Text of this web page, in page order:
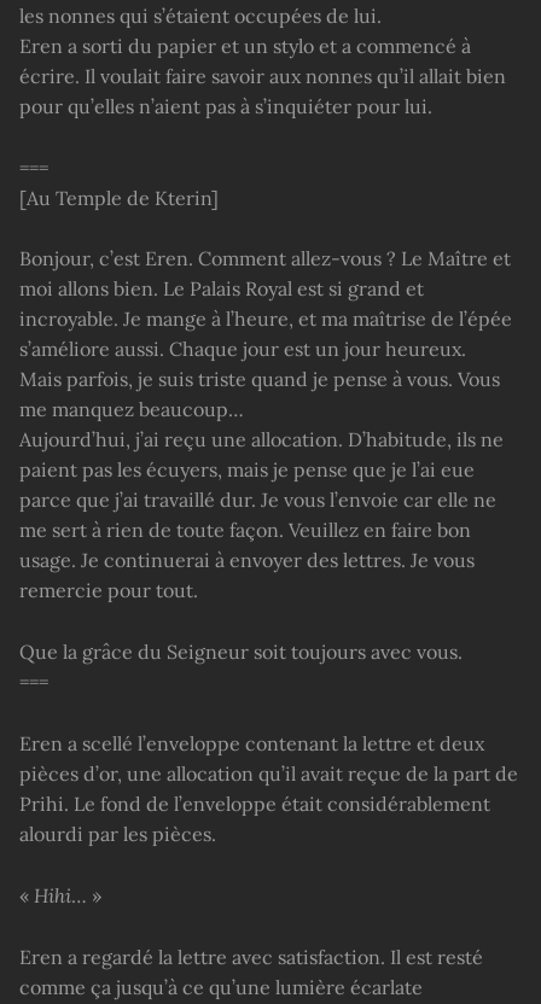
les nonnes qui s’étaient occupées de lui.
Eren a sorti du papier et un stylo et a commencé à
écrire. Il voulait faire savoir aux nonnes qu’il allait bien
pour qu’elles n’aient pas à s’inquiéter pour lui.
===
[Au Temple de Kterin]
Bonjour, c’est Eren. Comment allez-vous ? Le Maître et
moi allons bien. Le Palais Royal est si grand et
incroyable. Je mange à l’heure, et ma maîtrise de l’épée
s’améliore aussi. Chaque jour est un jour heureux.
Mais parfois, je suis triste quand je pense à vous. Vous
me manquez beaucoup…
Aujourd’hui, j’ai reçu une allocation. D’habitude, ils ne
paient pas les écuyers, mais je pense que je l’ai eue
parce que j’ai travaillé dur. Je vous l’envoie car elle ne
me sert à rien de toute façon. Veuillez en faire bon
usage. Je continuerai à envoyer des lettres. Je vous
remercie pour tout.
Que la grâce du Seigneur soit toujours avec vous.
===
Eren a scellé l’enveloppe contenant la lettre et deux
pièces d’or, une allocation qu’il avait reçue de la part de
Prihi. Le fond de l’enveloppe était considérablement
alourdi par les pièces.
« Hihi… »
Eren a regardé la lettre avec satisfaction. Il est resté
comme ça jusqu’à ce qu’une lumière écarlate